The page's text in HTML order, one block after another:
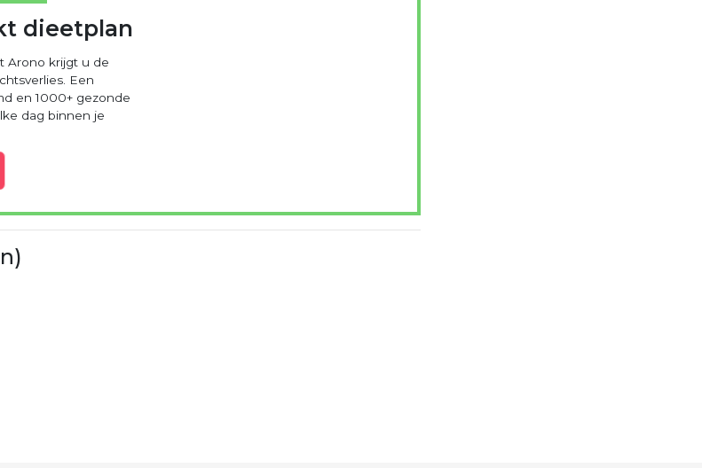
dieetplan
Arono krijgt u de
Een
en 1000+ gezonde
dag binnen je